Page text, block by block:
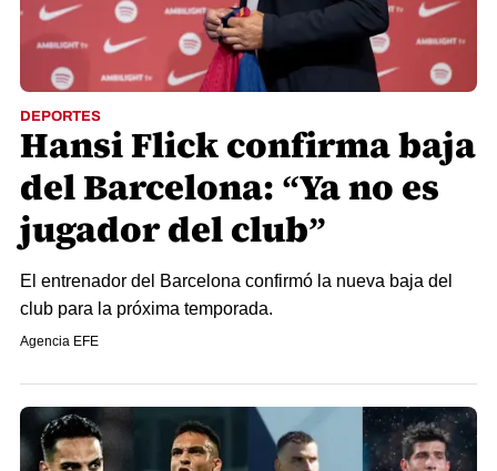
DEPORTES
Hansi Flick confirma baja
del Barcelona: “Ya no es
jugador del club”
El entrenador del Barcelona confirmó la nueva baja del
club para la próxima temporada.
Agencia EFE